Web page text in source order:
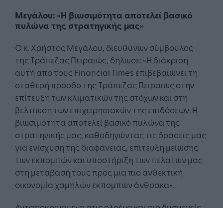
Μεγάλου: «Η βιωσιμότητα αποτελεί βασικό
πυλώνα της στρατηγικής μας»
Ο κ. Χρήστος Μεγάλου, διευθύνων σύμβουλος
της Τράπεζας Πειραιώς, δήλωσε: «Η διάκριση
αυτή από τους Financial Times επιβεβαιώνει τη
σταθερή πρόοδο της Τράπεζας Πειραιώς στην
επίτευξη των κλιματικών της στόχων και στη
βελτίωση των επιχειρησιακών της επιδόσεων. Η
βιωσιμότητα αποτελεί βασικό πυλώνα της
στρατηγικής μας, καθοδηγώντας τις δράσεις μας
για ενίσχυση της διαφάνειας, επίτευξη μείωσης
των εκπομπών και υποστήριξη των πελατών μας
στη μετάβασή τους προς μια πιο ανθεκτική
οικονομία χαμηλών εκπομπών άνθρακα».